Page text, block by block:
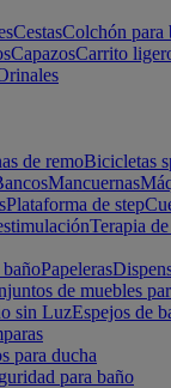
CestasColchón para
CapazosCarrito
de remoBicicletas
Mancuernas
Plataforma de step
Terapia
Papeleras
de muebles
sin LuzEspejos de
para ducha
para baño